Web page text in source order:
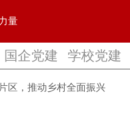
量
国企党建 学校党建
区，推动乡村全面振兴